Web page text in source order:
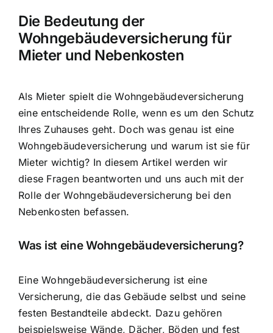
Die Bedeutung der
Wohngebäudeversicherung für
Mieter und Nebenkosten
Als Mieter spielt die Wohngebäudeversicherung
eine entscheidende Rolle, wenn es um den Schutz
Ihres Zuhauses geht. Doch was genau ist eine
Wohngebäudeversicherung und warum ist sie für
Mieter wichtig? In diesem Artikel werden wir
diese Fragen beantworten und uns auch mit der
Rolle der Wohngebäudeversicherung bei den
Nebenkosten befassen.
Was ist eine Wohngebäudeversicherung?
Eine Wohngebäudeversicherung ist eine
Versicherung, diedas Gebäude selbst und seine
festen Bestandteile abdeckt. Dazu gehören
beispielsweise Wände, Dächer, Böden und fest